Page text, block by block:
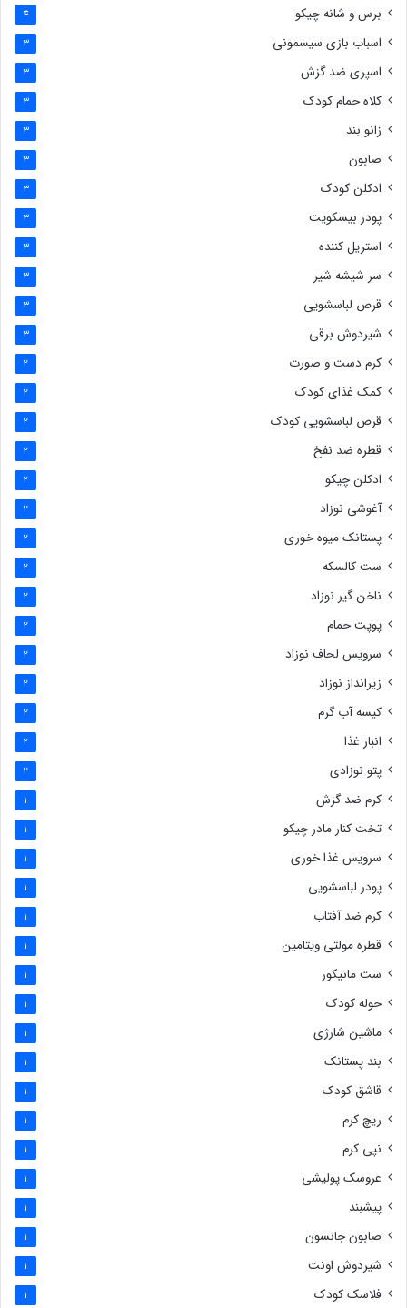
برس و شانه چیکو 4
اسباب بازی سیسمونی 3
اسپری ضد گزش 3
کلاه حمام کودک 3
زانو بند 3
صابون 3
ادکلن کودک 3
پودر بیسکویت 3
استریل کننده 3
سر شیشه شیر 3
قرص لباسشویی 3
شیردوش برقی 3
کرم دست و صورت 2
کمک غذای کودک 2
قرص لباسشویی کودک 2
قطره ضد نفخ 2
ادکلن چیکو 2
آغوشی نوزاد 2
پستانک میوه خوری 2
ست کالسکه 2
ناخن گیر نوزاد 2
پوپت حمام 2
سرویس لحاف نوزاد 2
زیرانداز نوزاد 2
کیسه آب گرم 2
انبار غذا 2
پتو نوزادی 2
کرم ضد گزش 1
تخت کنار مادر چیکو 1
سرویس غذا خوری 1
پودر لباسشویی 1
کرم ضد آفتاب 1
قطره مولتی ویتامین 1
ست مانیکور 1
حوله کودک 1
ماشین شارژی 1
بند پستانک 1
قاشق کودک 1
ریچ کرم 1
نپی کرم 1
عروسک پولیشی 1
پیشبند 1
صابون جانسون 1
شیردوش اونت 1
فلاسک کودک 1